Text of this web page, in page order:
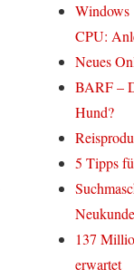
Windows
CPU:
Neues
BARF –
Hund?
5 Tipps
137
erwartet